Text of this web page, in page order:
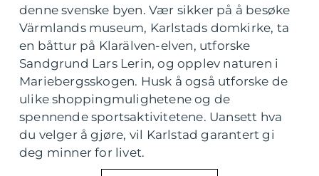
denne svenske byen. Vær sikker på å besøke
Värmlands museum, Karlstads domkirke, ta
en båttur på Klarälven-elven, utforske
Sandgrund Lars Lerin, og opplev naturen i
Mariebergsskogen. Husk å også utforske de
ulike shoppingmulighetene og de
spennende sportsaktivitetene. Uansett hva
du velger å gjøre, vil Karlstad garantert gi
deg minner for livet.